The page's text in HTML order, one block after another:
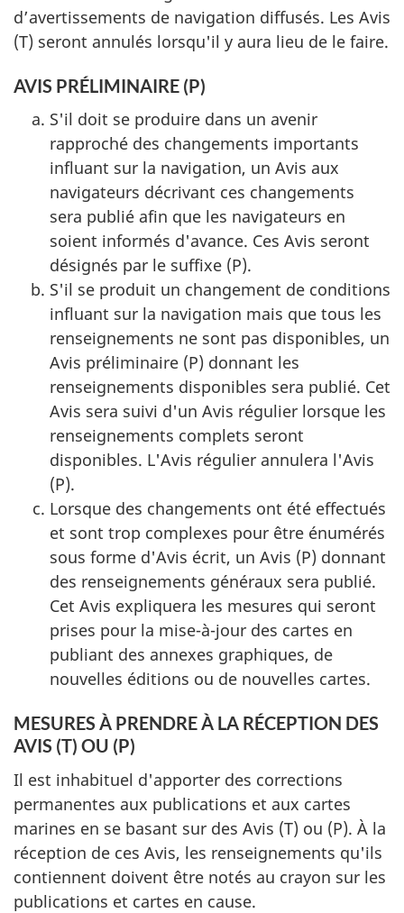
d’avertissements de navigation diffusés. Les Avis
(T) seront annulés lorsqu'il y aura lieu de le faire.
AVIS PRÉLIMINAIRE (P)
S'il doit se produire dans un avenir
rapproché des changements importants
influant sur la navigation, un Avis aux
navigateurs décrivant ces changements
sera publié afin que les navigateurs en
soient informés d'avance. Ces Avis seront
désignés par le suffixe (P).
S'il se produit un changement de conditions
influant sur la navigation mais que tous les
renseignements ne sont pas disponibles, un
Avis préliminaire (P) donnant les
renseignements disponibles sera publié. Cet
Avis sera suivi d'un Avis régulier lorsque les
renseignements complets seront
disponibles. L'Avis régulier annulera l'Avis
(P).
Lorsque des changements ont été effectués
et sont trop complexes pour être énumérés
sous forme d'Avis écrit, un Avis (P) donnant
des renseignements généraux sera publié.
Cet Avis expliquera les mesures qui seront
prises pour la mise-à-jour des cartes en
publiant des annexes graphiques, de
nouvelles éditions ou de nouvelles cartes.
MESURES À PRENDRE À LA RÉCEPTION DES
AVIS (T) OU (P)
Il est inhabituel d'apporter des corrections
permanentes aux publications et aux cartes
marines en se basant sur des Avis (T) ou (P). À la
réception de ces Avis, les renseignements qu'ils
contiennent doivent être notés au crayon sur les
publications et cartes en cause.